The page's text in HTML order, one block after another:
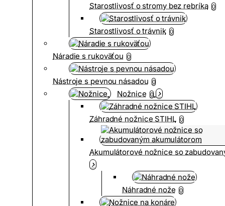
Starostlivosť o stromy bez rebríka 0
Starostlivosť o trávnik 0
Náradie s rukoväťou 0
Nástroje s pevnou násadou 0
Nožnice 0
Záhradné nožnice STIHL 0
Akumulátorové nožnice so
Náhradné nože 0